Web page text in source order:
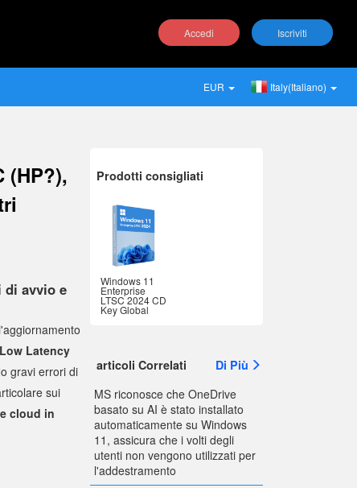
Accedi Iscriviti
EUR Italy(Italiano)
(HP?),
di avvio e
Low Latency
gravi errori di
sui
cloud in
Prodotti consigliati
Windows 11
Enterprise
LTSC 2024 CD
Key Global
articoli Correlati
Di Più
MS riconosce che OneDrive
basato su AI è stato installato
automaticamente su Windows
11, assicura che i volti degli
utenti non vengono utilizzati per
l'addestramento